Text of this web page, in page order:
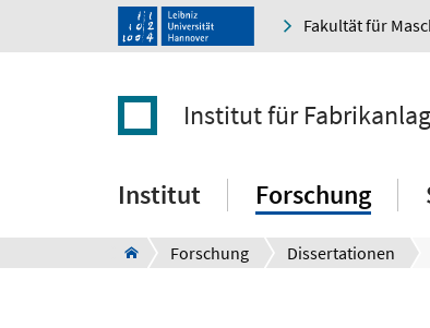
Fakultät für
Institut für
Institut Forschung
Forschung Dissertationen